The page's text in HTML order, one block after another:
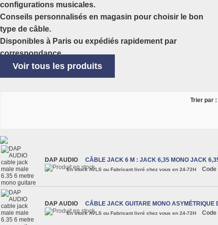
configurations musicales.
Conseils personnalisés en magasin pour choisir le bon
type de câble.
Disponibles à Paris ou expédiés rapidement par
correspondance.
Voir tous les produits
Trier par :
DAP AUDIO CÂBLE JACK 6 M : JACK 6,35 MONO JACK
En stock AVLS ou Fabricant livré chez vous en 24-72H Code
DAP AUDIO CÂBLE JACK GUITARE MONO ASYMÉTRIQUE
En stock AVLS ou Fabricant livré chez vous en 24-72H Code